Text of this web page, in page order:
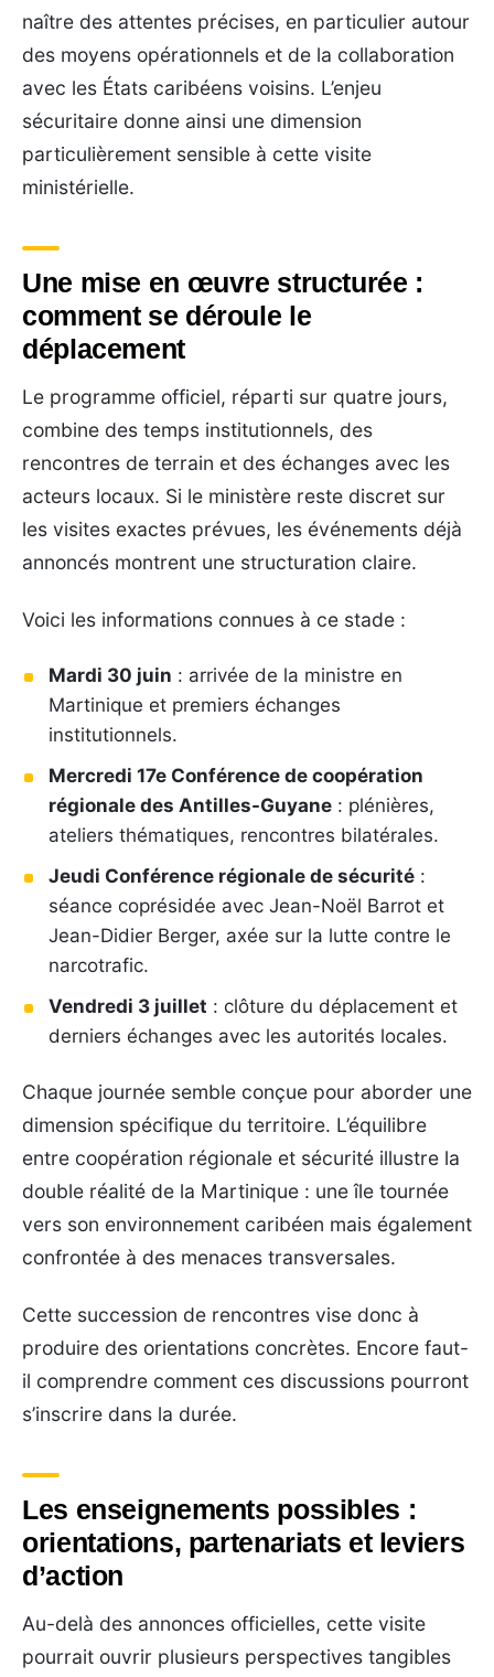
naître des attentes précises, en particulier autour
des moyens opérationnels et de la collaboration
avec les États caribéens voisins. L’enjeu
sécuritaire donne ainsi une dimension
particulièrement sensible à cette visite
ministérielle.
Une mise en œuvre structurée :
comment se déroule le
déplacement
Le programme officiel, réparti sur quatre jours,
combine des temps institutionnels, des
rencontres de terrain et des échanges avec les
acteurs locaux. Si le ministère reste discret sur
les visites exactes prévues, les événements déjà
annoncés montrent une structuration claire.
Voici les informations connues à ce stade :
Mardi 30 juin : arrivée de la ministre en
Martinique et premiers échanges
institutionnels.
Mercredi 17e Conférence de coopération
régionale des Antilles-Guyane : plénières,
ateliers thématiques, rencontres bilatérales.
Jeudi Conférence régionale de sécurité :
séance coprésidée avec Jean-Noël Barrot et
Jean-Didier Berger, axée sur la lutte contre le
narcotrafic.
Vendredi 3 juillet : clôture du déplacement et
derniers échanges avec les autorités locales.
Chaque journée semble conçue pour aborder une
dimension spécifique du territoire. L’équilibre
entre coopération régionale et sécurité illustre la
double réalité de la Martinique : une île tournée
vers son environnement caribéen mais également
confrontée à des menaces transversales.
Cette succession de rencontres vise donc à
produire des orientations concrètes. Encore faut-
il comprendre comment ces discussions pourront
s’inscrire dans la durée.
Les enseignements possibles :
orientations, partenariats et leviers
d’action
Au-delà des annonces officielles, cette visite
pourrait ouvrir plusieurs perspectives tangibles